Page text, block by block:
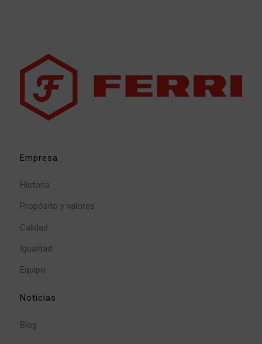
Empresa
Historia
Propósito y valores
Calidad
Igualdad
Equipo
Noticias
Blog